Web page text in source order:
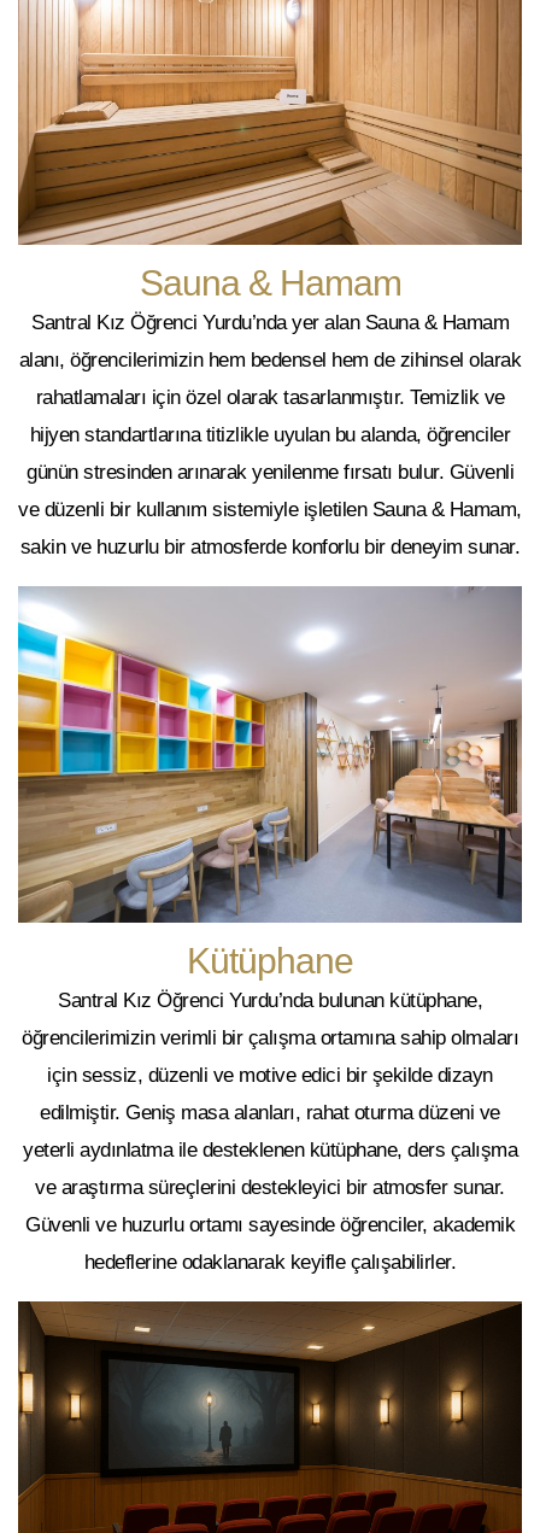
Sauna & Hamam
Santral Kız Öğrenci Yurdu’nda yer alan Sauna & Hamam
alanı, öğrencilerimizin hem bedensel hem de zihinsel olarak
rahatlamaları için özel olarak tasarlanmıştır. Temizlik ve
hijyen standartlarına titizlikle uyulan bu alanda, öğrenciler
günün stresinden arınarak yenilenme fırsatı bulur. Güvenli
ve düzenli bir kullanım sistemiyle işletilen Sauna & Hamam,
sakin ve huzurlu bir atmosferde konforlu bir deneyim sunar.
Kütüphane
Santral Kız Öğrenci Yurdu’nda bulunan kütüphane,
öğrencilerimizin verimli bir çalışma ortamına sahip olmaları
için sessiz, düzenli ve motive edici bir şekilde dizayn
edilmiştir. Geniş masa alanları, rahat oturma düzeni ve
yeterli aydınlatma ile desteklenen kütüphane, ders çalışma
ve araştırma süreçlerini destekleyici bir atmosfer sunar.
Güvenli ve huzurlu ortamı sayesinde öğrenciler, akademik
hedeflerine odaklanarak keyifle çalışabilirler.